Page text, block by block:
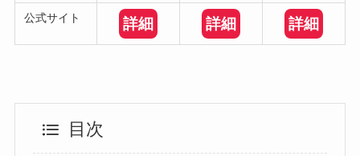
公式サイト 詳細 詳細 詳細
目次